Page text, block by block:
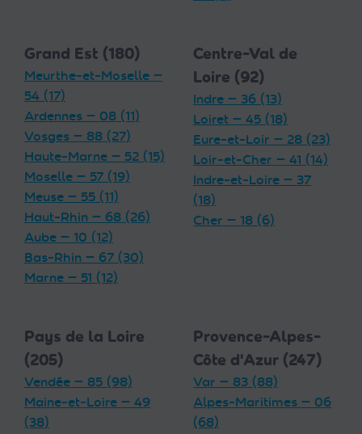
Grand Est (180)
Meurthe-et-Moselle —
54 (17)
Ardennes — 08 (11)
Vosges — 88 (27)
Haute-Marne — 52 (15)
Moselle — 57 (19)
Meuse — 55 (11)
Haut-Rhin — 68 (26)
Aube — 10 (12)
Bas-Rhin — 67 (30)
Marne — 51 (12)
Centre-Val de
Loire (92)
Indre — 36 (13)
Loiret — 45 (18)
Eure-et-Loir — 28 (23)
Loir-et-Cher — 41 (14)
Indre-et-Loire — 37
(18)
Cher — 18 (6)
Pays de la Loire
(205)
Vendée — 85 (98)
Maine-et-Loire — 49
(38)
Provence-Alpes-
Côte d'Azur (247)
Var — 83 (88)
Alpes-Maritimes — 06
(68)